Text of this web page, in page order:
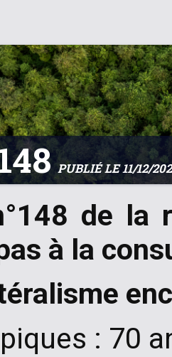
PUBLIÉ LE 11/12/
de la
à la
: 70